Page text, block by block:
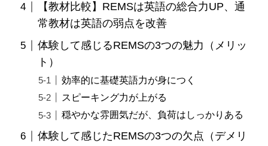
【教材比較】REMSは英語の総合力UP、通
常教材は英語の弱点を改善
体験して感じるREMSの3つの魅力（メリッ
ト）
効率的に基礎英語力が身につく
スピーキング力が上がる
穏やかな雰囲気だが、負荷はしっかりある
体験して感じたREMSの3つの欠点（デメリ